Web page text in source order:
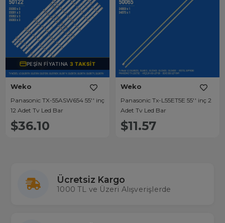
PEŞIN FIYATINA3 TAKSIT
Weko
Panasonic TX-55ASW654 55'' inç
12 Adet Tv Led Bar
$36.10
Weko
Panasonic Tx-L55ET5E 55'' inç 2
Adet Tv Led Bar
$11.57
Ücretsiz Kargo
1000 TL ve Üzeri Alışverişlerde